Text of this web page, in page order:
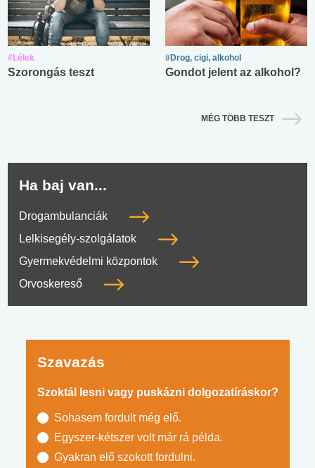
#Lélek
Szorongás teszt
#Drog, cigi, alkohol
Gondot jelent az alkohol?
MÉG TÖBB TESZT
Ha baj van...
Drogambulanciák
Lelkisegély-szolgálatok
Gyermekvédelmi központok
Orvoskereső
Szavazás
Szoktál lesni vagy puskázni dolgozatíráskor?
Sohasem fordult még elő.
Egyszer-kétszer volt már rá példa.
Gyakran elő szokott fordulni.